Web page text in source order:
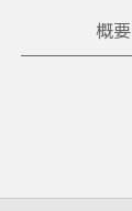
概要